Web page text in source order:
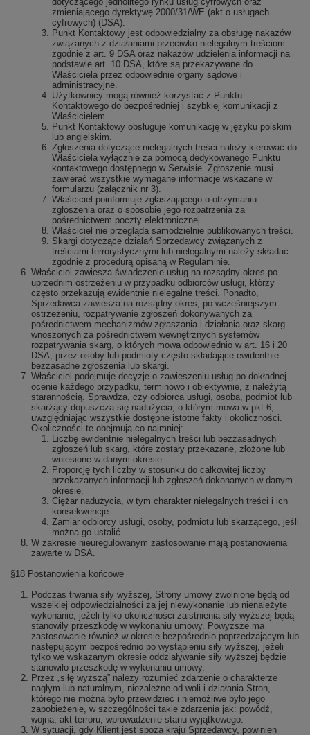
zmieniającego dyrektywę 2000/31/WE (akt o usługach
cyfrowych) (DSA).
Punkt Kontaktowy jest odpowiedzialny za obsługę nakazów
związanych z działaniami przeciwko nielegalnym treściom
zgodnie z art. 9 DSA oraz nakazów udzielenia informacji na
podstawie art. 10 DSA, które są przekazywane do
Właściciela przez odpowiednie organy sądowe i
administracyjne.
Użytkownicy mogą również korzystać z Punktu
Kontaktowego do bezpośredniej i szybkiej komunikacji z
Właścicielem.
Punkt Kontaktowy obsługuje komunikację w języku polskim
lub angielskim.
Zgłoszenia dotyczące nielegalnych treści należy kierować do
Właściciela wyłącznie za pomocą dedykowanego Punktu
kontaktowego dostępnego w Serwisie. Zgłoszenie musi
zawierać wszystkie wymagane informacje wskazane w
formularzu (załącznik nr 3).
Właściciel poinformuje zgłaszającego o otrzymaniu
zgłoszenia oraz o sposobie jego rozpatrzenia za
pośrednictwem poczty elektronicznej.
Właściciel nie przegląda samodzielnie publikowanych treści.
Skargi dotyczące działań Sprzedawcy związanych z
treściami terrorystycznymi lub nielegalnymi należy składać
zgodnie z procedurą opisaną w Regulaminie.
Właściciel zawiesza świadczenie usług na rozsądny okres po
uprzednim ostrzeżeniu w przypadku odbiorców usługi, którzy
często przekazują ewidentnie nielegalne treści. Ponadto,
Sprzedawca zawiesza na rozsądny okres, po wcześniejszym
ostrzeżeniu, rozpatrywanie zgłoszeń dokonywanych za
pośrednictwem mechanizmów zgłaszania i działania oraz skarg
wnoszonych za pośrednictwem wewnętrznych systemów
rozpatrywania skarg, o których mowa odpowiednio w art. 16 i 20
DSA, przez osoby lub podmioty często składające ewidentnie
bezzasadne zgłoszenia lub skargi.
Właściciel podejmuje decyzje o zawieszeniu usług po dokładnej
ocenie każdego przypadku, terminowo i obiektywnie, z należytą
starannością. Sprawdza, czy odbiorca usługi, osoba, podmiot lub
skarżący dopuszcza się nadużycia, o którym mowa w pkt 6,
uwzględniając wszystkie dostępne istotne fakty i okoliczności.
Okoliczności te obejmują co najmniej:
Liczbę ewidentnie nielegalnych treści lub bezzasadnych
zgłoszeń lub skarg, które zostały przekazane, złożone lub
wniesione w danym okresie.
Proporcję tych liczby w stosunku do całkowitej liczby
przekazanych informacji lub zgłoszeń dokonanych w danym
okresie.
Ciężar nadużycia, w tym charakter nielegalnych treści i ich
konsekwencje.
Zamiar odbiorcy usługi, osoby, podmiotu lub skarżącego, jeśli
można go ustalić.
W zakresie nieuregulowanym zastosowanie mają postanowienia
zawarte w DSA.
§18 Postanowienia końcowe
Podczas trwania siły wyższej, Strony umowy zwolnione będą od
wszelkiej odpowiedzialności za jej niewykonanie lub nienależyte
wykonanie, jeżeli tylko okoliczności zaistnienia siły wyższej będą
stanowiły przeszkodę w wykonaniu umowy. Powyższe ma
zastosowanie również w okresie bezpośrednio poprzedzającym lub
następującym bezpośrednio po wystąpieniu siły wyższej, jeżeli
tylko we wskazanym okresie oddziaływanie siły wyższej będzie
stanowiło przeszkodę w wykonaniu umowy.
Przez „siłę wyższą” należy rozumieć zdarzenie o charakterze
nagłym lub naturalnym, niezależne od woli i działania Stron,
którego nie można było przewidzieć i niemożliwe było jego
zapobieżenie, w szczególności takie zdarzenia jak: powódź,
wojna, akt terroru, wprowadzenie stanu wyjątkowego.
W sytuacji, gdy Klient jest spoza kraju Sprzedawcy, powinien